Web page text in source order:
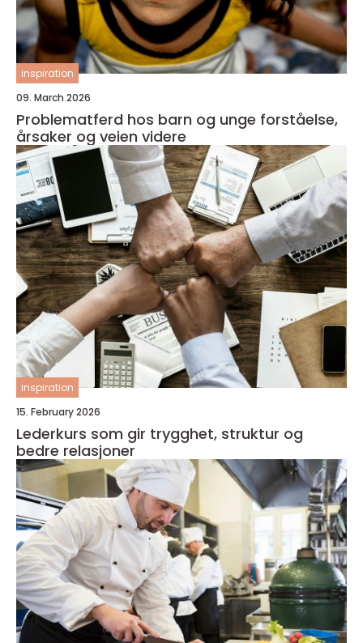
inspiration
09. March 2026
Problematferd hos barn og unge forståelse,
årsaker og veien videre
inspiration
15. February 2026
Lederkurs som gir trygghet, struktur og
bedre relasjoner